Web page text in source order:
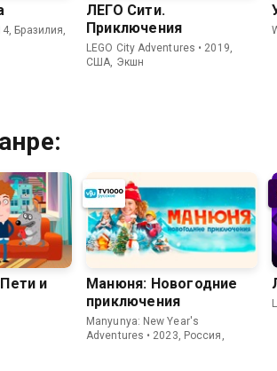
Бразилия,
ЛЕГО Сити.
Приключения
LEGO City Adventures • 2019,
США, Экшн
и
Манюня: Новогодние
приключения
Manyunya: New Year's
Adventures • 2023, Россия,